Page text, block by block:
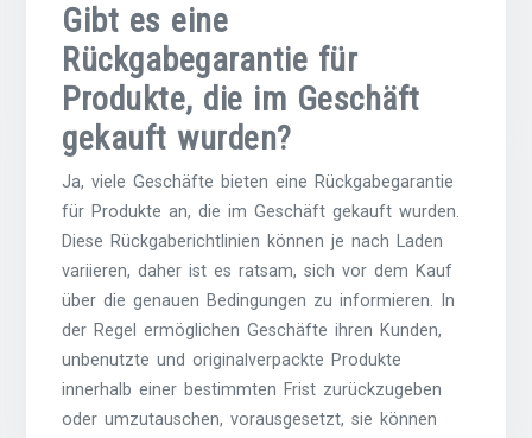
Gibt es eine
Rückgabegarantie für
Produkte, die im Geschäft
gekauft wurden?
Ja, viele Geschäfte bieten eine Rückgabegarantie
für Produkte an, die im Geschäft gekauft wurden.
Diese Rückgaberichtlinien können je nach Laden
variieren, daher ist es ratsam, sich vor dem Kauf
über die genauen Bedingungen zu informieren. In
der Regel ermöglichen Geschäfte ihren Kunden,
unbenutzte und originalverpackte Produkte
innerhalb einer bestimmten Frist zurückzugeben
oder umzutauschen, vorausgesetzt, sie können